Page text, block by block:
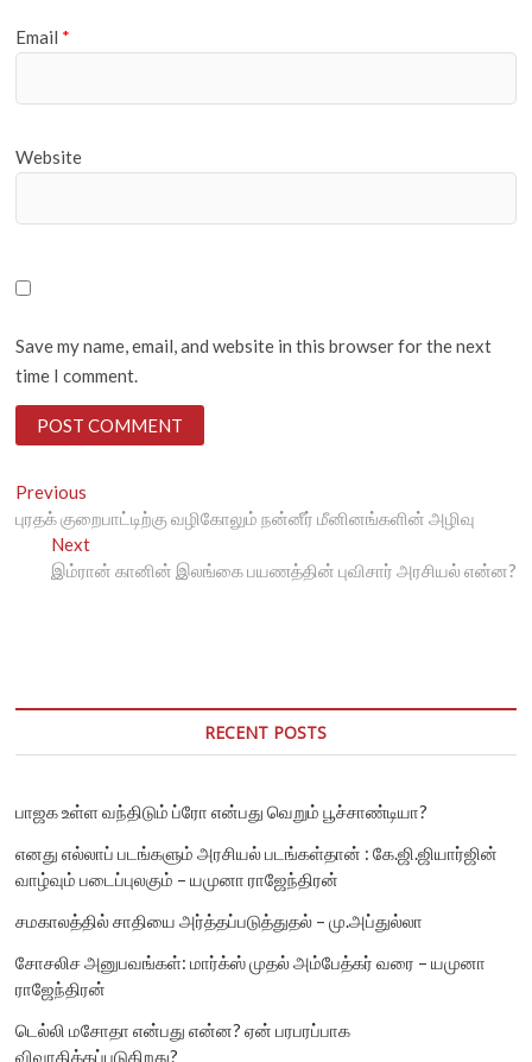
Email *
Website
Save my name, email, and website in this browser for the next
time I comment.
P
o
i
g
t
i
o
n
Previous
r
e
v
s
:
புரதக் குறைபாட்டிற்கு வழிகோலும் நன்னீர் மீனினங்களின் அழிவு
NextN
e
:
இம்ரான் கானின் இலங்கை பயணத்தின் புவிசார் அரசியல் என்ன?
RECENT POSTS
பாஜக உள்ள வந்திடும் ப்ரோ என்பது வெறும் பூச்சாண்டியா?
எனது எல்லாப் படங்களும் அரசியல் படங்கள்தான் : கே.ஜி.ஜியார்ஜின்
வாழ்வும் படைப்புலகும் – யமுனா ராஜேந்திரன்
சமகாலத்தில் சாதியை அர்த்தப்படுத்துதல் – மு.அப்துல்லா
சோசலிச அனுபவங்கள்: மார்க்ஸ் முதல் அம்பேத்கர் வரை – யமுனா
ராஜேந்திரன்
டெல்லி மசோதா என்பது என்ன? ஏன் பரபரப்பாக
விவாதிக்கப்படுகிறது?